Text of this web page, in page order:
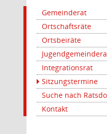
Gemeinderat
Ortschaftsräte
Ortsbeiräte
Integrationsrat
Sitzungstermine
Suche nach
Kontakt